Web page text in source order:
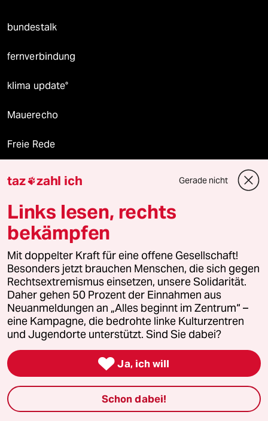
bundestalk
fernverbindung
klima update°
Mauerecho
Freie Rede
Newsletter
team zukunft
taz frisch
taz zahl ich
taz lab Infobrief
Veranstaltungen
taz zahl ich Gerade nicht
Links lesen, rechts
bekämpfen
Mit doppelter Kraft für eine offene Gesellschaft!
Besonders jetzt brauchen Menschen, die sich gegen
Rechtsextremismus einsetzen, unsere Solidarität.
Daher gehen 50 Prozent der Einnahmen aus
Neuanmeldungen an „Alles beginnt im Zentrum“ –
eine Kampagne, die bedrohte linke Kulturzentren
und Jugendorte unterstützt. Sind Sie dabei?
 Ja, ich will
Schon dabei!